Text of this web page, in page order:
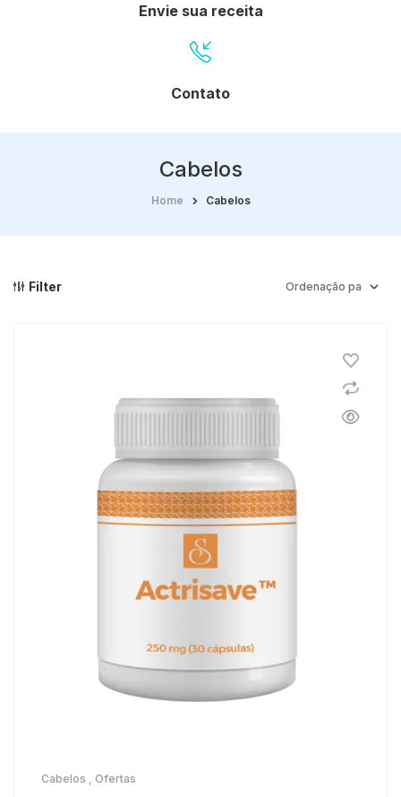
Envie sua receita
Contato
Cabelos
Home Cabelos
Filter
Cabelos Ofertas